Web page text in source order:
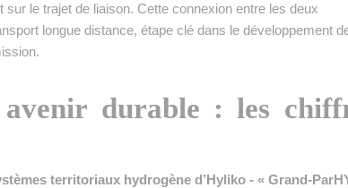
sur le trajet de liaison. Cette connexion entre les deux
longue distance, étape clé dans le développement
durable : les
territoriaux hydrogène d’Hyliko - « Grand-